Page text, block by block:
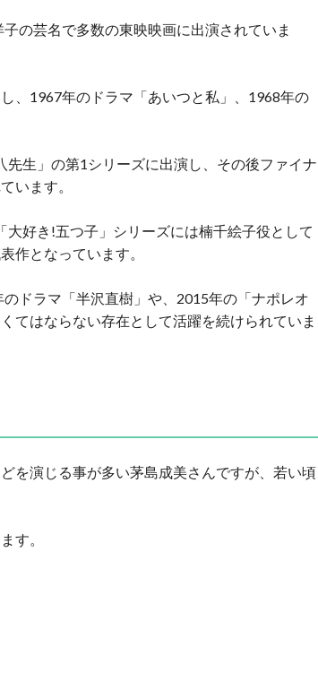
の芸名で多数の東映映画に出演されていま
、1967年のドラマ「あいつと私」、1968年の
生」の第1シリーズに出演し、その後ファイナ
います。
好き!五つ子」シリーズには楠千絵子役として
作となっています。
ドラマ「半沢直樹」や、2015年の「ナポレオ
てはならない存在として活躍を続けられていま
を演じる事が多い茅島成美さんですが、若い頃
す。